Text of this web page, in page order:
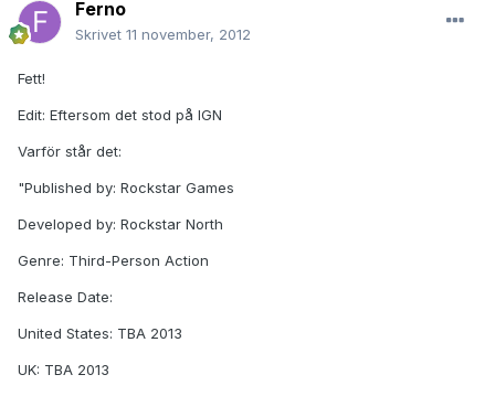
Ferno
Skrivet 11 november, 2012
Fett!
Edit: Eftersom det stod på IGN
Varför står det:
"Published by: Rockstar Games
Developed by: Rockstar North
Genre: Third-Person Action
Release Date:
United States: TBA 2013
UK: TBA 2013